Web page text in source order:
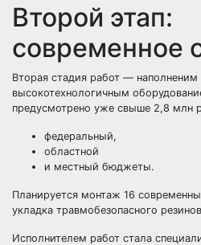
Второй этап:
современное
Вторая стадия работ —
высокотехнологичным
предусмотрено уже свыше 2,8 млн
федеральный,
областной
и местный бюджеты.
Планируется монтаж 16
укладка травмобезопасного
Исполнителем работ стала